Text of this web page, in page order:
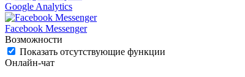
Google Analytics
Facebook Messenger
Возможности
Показать отсутствующие функции
Онлайн-чат